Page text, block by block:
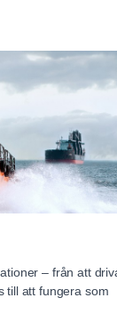
– från att
till att fungera som